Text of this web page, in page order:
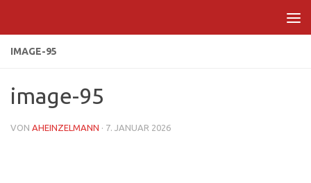
IMAGE-95
image-95
VON AHEINZELMANN · 7. JANUAR 2026